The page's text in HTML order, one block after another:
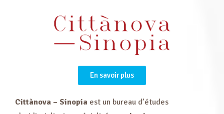
En savoir plus
Cittànova – Sinopia est un bureau d’études